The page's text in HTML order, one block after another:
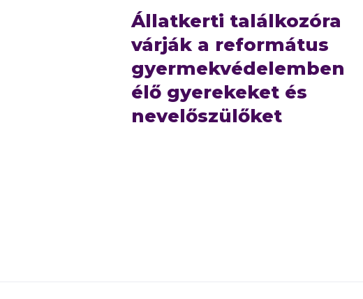
Állatkerti találkozóra
várják a református
gyermekvédelemben
élő gyerekeket és
nevelőszülőket